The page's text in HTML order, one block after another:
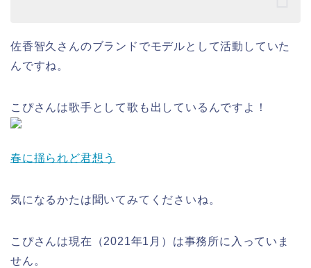
佐香智久さんのブランドでモデルとして活動していた
んですね。
こぴさんは歌手として歌も出しているんですよ！
春に揺られど君想う
気になるかたは聞いてみてくださいね。
こぴさんは現在（2021年1月）は事務所に入っていま
せん。